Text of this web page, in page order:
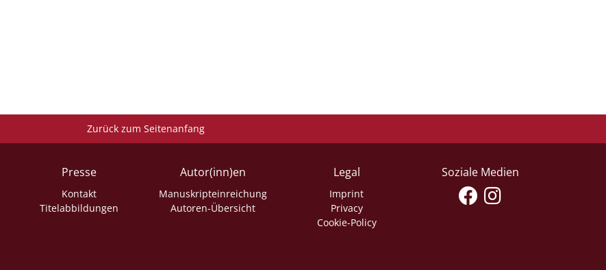
Zurück zum Seitenanfang
Presse
Kontakt
Titelabbildungen
Autor(inn)en
Manuskripteinreichung
Autoren-Übersicht
Legal
Imprint
Privacy
Cookie-Policy
Soziale Medien